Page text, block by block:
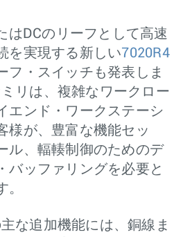
はDCのリーフとして高速
を実現する新しい7020R4
フ・スイッチも発表しま
リは、複雑なワークロー
エンド・ワークステーシ
様が、豊富な機能セッ
ル、輻輳制御のためのデ
バッファリングを必要と
。
な追加機能には、銅線ま